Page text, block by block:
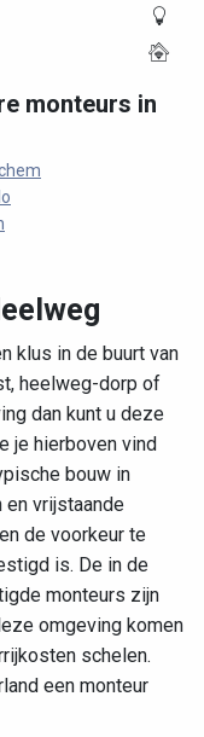
monteurs in
klus in de buurt van
heelweg-dorp of
dan kunt u deze
je hierboven vind
bouw in
en vrijstaande
de voorkeur te
is. De in de
monteurs zijn
omgeving komen
schelen.
een monteur